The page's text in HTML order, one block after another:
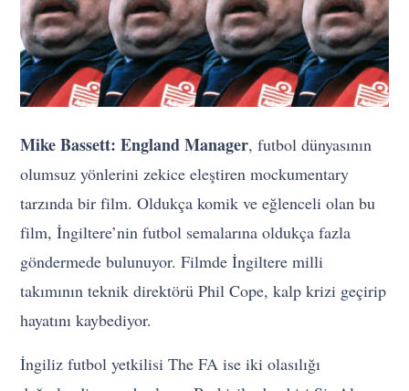
Mike Bassett: England Manager, futbol dünyasının
olumsuz yönlerini zekice eleştiren mockumentary
tarzında bir film. Oldukça komik ve eğlenceli olan bu
film, İngiltere’nin futbol semalarına oldukça fazla
göndermede bulunuyor. Filmde İngiltere milli
takımının teknik direktörü Phil Cope, kalp krizi geçirip
hayatını kaybediyor.
İngiliz futbol yetkilisi The FA ise iki olasılığı